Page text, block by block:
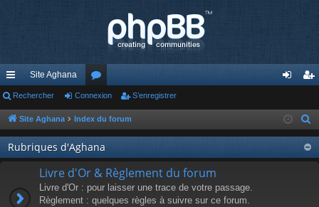
cc
ès
ra
pi
Site Aghana
or
u
m
s
ne
xi
on
nr
eg
ist
Rechercher Connexion S’enregistrer
Site Aghana Index du forum
Rubriques d'Aghana
Livre d'Or & Règlement du forum
Livre d'Or : pour laisser une trace de votre passage.
Règlement : quelques règles à suivre sur ce forum.